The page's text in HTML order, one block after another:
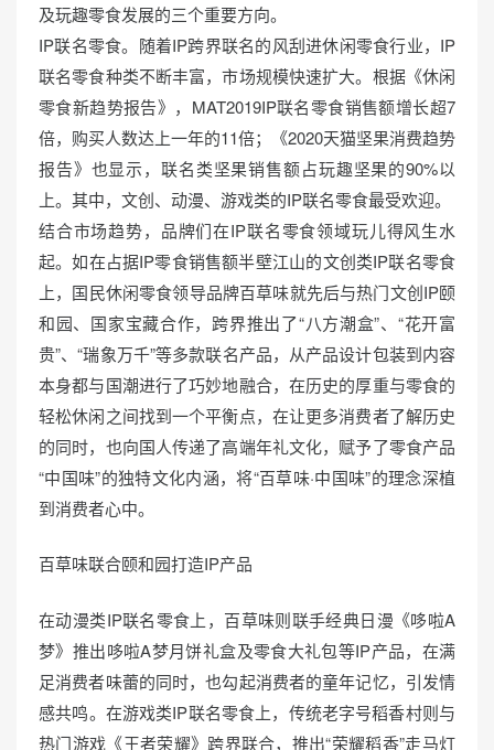
及玩趣零食发展的三个重要方向。
IP联名零食。随着IP跨界联名的风刮进休闲零食行业，IP
联名零食种类不断丰富，市场规模快速扩大。根据《休闲
零食新趋势报告》，MAT2019IP联名零食销售额增长超7
倍，购买人数达上一年的11倍；《2020天猫坚果消费趋势
报告》也显示，联名类坚果销售额占玩趣坚果的90%以
上。其中，文创、动漫、游戏类的IP联名零食最受欢迎。
结合市场趋势，品牌们在IP联名零食领域玩儿得风生水
起。如在占据IP零食销售额半壁江山的文创类IP联名零食
上，国民休闲零食领导品牌百草味就先后与热门文创IP颐
和园、国家宝藏合作，跨界推出了“八方潮盒”、“花开富
贵”、“瑞象万千”等多款联名产品，从产品设计包装到内容
本身都与国潮进行了巧妙地融合，在历史的厚重与零食的
轻松休闲之间找到一个平衡点，在让更多消费者了解历史
的同时，也向国人传递了高端年礼文化，赋予了零食产品
“中国味”的独特文化内涵，将“百草味·中国味”的理念深植
到消费者心中。
百草味联合颐和园打造IP产品
在动漫类IP联名零食上，百草味则联手经典日漫《哆啦A
梦》推出哆啦A梦月饼礼盒及零食大礼包等IP产品，在满
足消费者味蕾的同时，也勾起消费者的童年记忆，引发情
感共鸣。在游戏类IP联名零食上，传统老字号稻香村则与
热门游戏《王者荣耀》跨界联合，推出“荣耀稻香”走马灯